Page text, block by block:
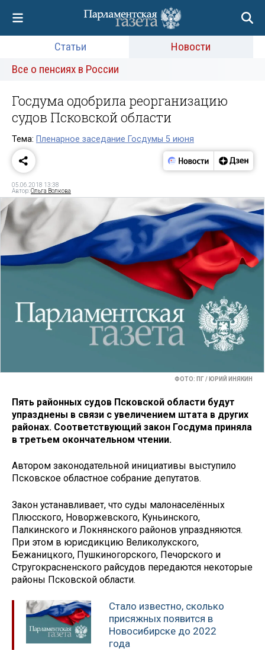
Статьи
Новости
Все о пенсиях в России
Госдума одобрила реорганизацию
судов Псковской области
Тема: Пленарное заседание Госдумы 5 июня
05.06.2018 13:38
Автор:Ольга Волкова
ФОТО: ПГ / ЮРИЙ ИНЯКИН
Пять районных судов Псковской области будут
упразднены в связи с увеличением штата в других
районах. Соответствующий закон Госдума приняла
в третьем окончательном чтении.
Автором законодательной инициативы выступило
Псковское областное собрание депутатов.
Закон устанавливает, что суды малонаселённых
Плюсского, Новоржевского, Куньинского,
Палкинского и Локнянского районов упраздняются.
При этом в юрисдикцию Великолукского,
Бежаницкого, Пушкиногорского, Печорского и
Стругокрасненского райсудов передаются некоторые
районы Псковской области.
Стало известно, сколько
присяжных появится в
Новосибирске до 2022
года